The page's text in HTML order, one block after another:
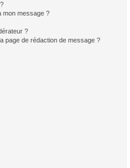
mon message ?
?
page de rédaction de message ?